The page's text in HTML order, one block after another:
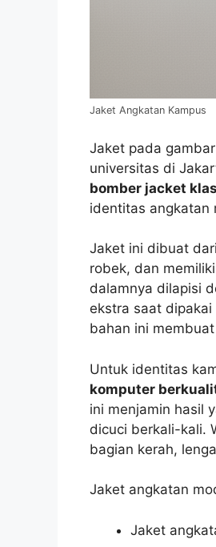
Jaket Angkatan Kampus
Jaket pada
universitas di
bomber jacket
identitas angkatan
Jaket ini dibuat dari
robek, dan
dalamnya dilapisi
ekstra saat
bahan ini
Untuk identitas
komputer
ini menjamin hasil
dicuci berkali-kali.
bagian kerah,
Jaket angkatan
Jaket